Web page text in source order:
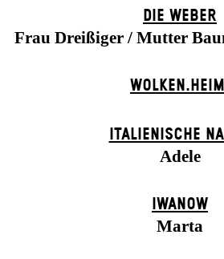
DIE WEBER
Frau Dreißiger / Mutter
ITALIENISCHE
Adele
IWANOW
Marta